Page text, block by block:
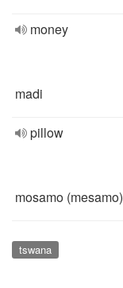
money
madi
pillow
mosamo (mesamo)
tswana